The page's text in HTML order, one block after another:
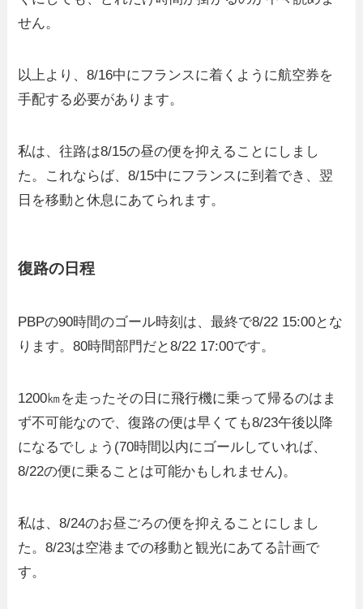
せん。
以上より、8/16中にフランスに着くように航空券を
手配する必要があります。
私は、往路は8/15の昼の便を抑えることにしまし
た。これならば、8/15中にフランスに到着でき、翌
日を移動と休息にあてられます。
復路の日程
PBPの90時間のゴール時刻は、最終で8/22 15:00とな
ります。80時間部門だと8/22 17:00です。
1200㎞を走ったその日に飛行機に乗って帰るのはま
ず不可能なので、復路の便は早くても8/23午後以降
になるでしょう(70時間以内にゴールしていれば、
8/22の便に乗ることは可能かもしれません)。
私は、8/24のお昼ごろの便を抑えることにしまし
た。8/23は空港までの移動と観光にあてる計画で
す。